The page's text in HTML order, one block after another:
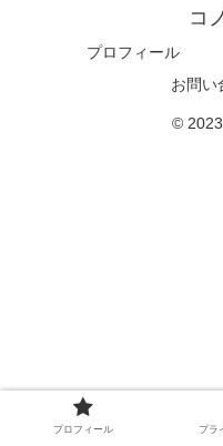
コ
プロフィール
お問い
© 2023
プロフィール プラ